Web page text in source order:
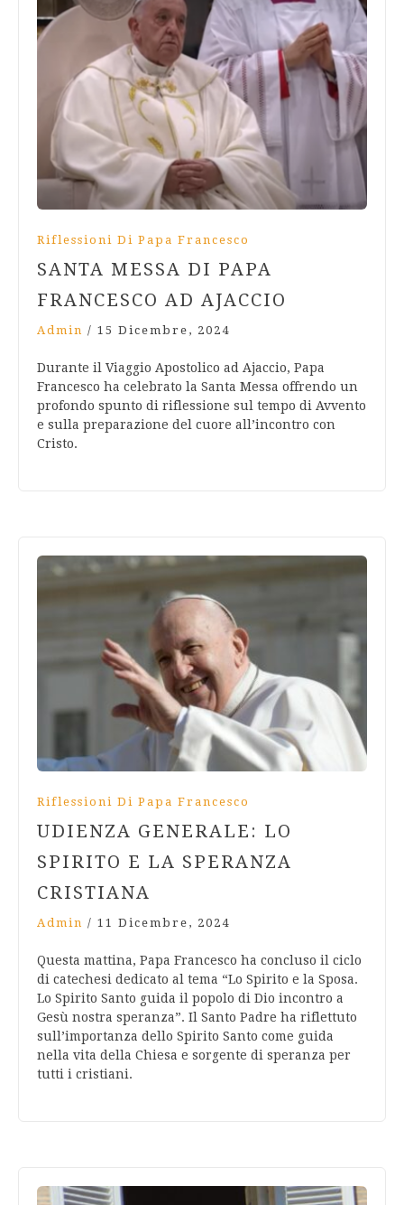
Riflessioni Di Papa Francesco
SANTA MESSA DI PAPA
FRANCESCO AD AJACCIO
Admin / 15 Dicembre, 2024
Durante il Viaggio Apostolico ad Ajaccio, Papa
Francesco ha celebrato la Santa Messa offrendo un
profondo spunto di riflessione sul tempo di Avvento
e sulla preparazione del cuore all’incontro con
Cristo.
Riflessioni Di Papa Francesco
UDIENZA GENERALE: LO
SPIRITO E LA SPERANZA
CRISTIANA
Admin / 11 Dicembre, 2024
Questa mattina, Papa Francesco ha concluso il ciclo
di catechesi dedicato al tema “Lo Spirito e la Sposa.
Lo Spirito Santo guida il popolo di Dio incontro a
Gesù nostra speranza”. Il Santo Padre ha riflettuto
sull’importanza dello Spirito Santo come guida
nella vita della Chiesa e sorgente di speranza per
tutti i cristiani.